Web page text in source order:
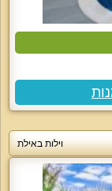
וילות באילת